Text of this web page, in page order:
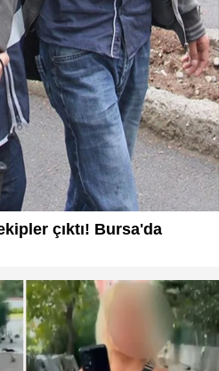
çıktı! Bursa'da